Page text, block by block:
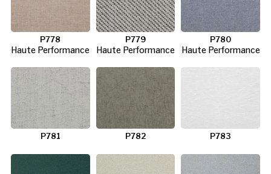
P778
Haute Performance
P779
Haute Performance
P780
Haute Performance
P781 P782 P783